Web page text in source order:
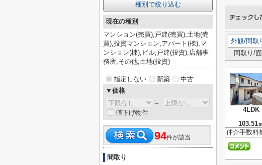
外観/間取
間取り/
4LDK
103.51
仲介手数料
種別で絞り込む
現在の種別
マンション(売買),戸建(売買),土地(売
買),投資マンション,アパート(棟),マ
ンション(棟),ビル,戸建(投資),店舗事
務所,その他,土地(投資)
指定しない 新築
中古
▼価格
～
値下げ物件
94件が該当
間取り